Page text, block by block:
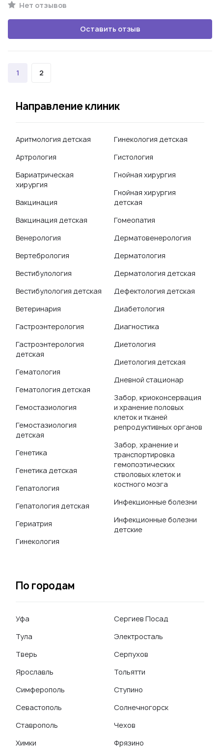
Нет отзывов
Оставить отзыв
1 2
Направление клиник
Аритмология детская
Артрология
Бариатрическая
хирургия
Вакцинация
Вакцинация детская
Венерология
Вертебрология
Вестибулология
Вестибулология детская
Ветеринария
Гастроэнтерология
Гастроэнтерология
детская
Гематология
Гематология детская
Гемостазиология
Гемостазиология
детская
Генетика
Генетика детская
Гепатология
Гепатология детская
Гериатрия
Гинекология
Гинекология детская
Гистология
Гнойная хирургия
Гнойная хирургия
детская
Гомеопатия
Дерматовенерология
Дерматология
Дерматология детская
Дефектология детская
Диабетология
Диагностика
Диетология
Диетология детская
Дневной стационар
Забор, криоконсервация
и хранение половых
клеток и тканей
репродуктивных органов
Забор, хранение и
транспортировка
гемопоэтических
стволовых клеток и
костного мозга
Инфекционные болезни
Инфекционные болезни
детские
По городам
Уфа
Тула
Тверь
Ярославль
Симферополь
Севастополь
Ставрополь
Химки
Сергиев Посад
Электросталь
Серпухов
Тольятти
Ступино
Солнечногорск
Чехов
Фрязино